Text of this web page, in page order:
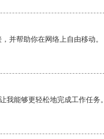
并帮助你在网络上自由移动。
能够更轻松地完成工作任务。